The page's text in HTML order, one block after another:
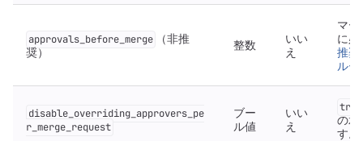
approvals_before_merge
（非推
奨）
整数
いい
え
マー
に必
推奨
ル
disable_overriding_approvers_pe
r_merge_request
ブー
ル値
いい
え
true
の承
す。